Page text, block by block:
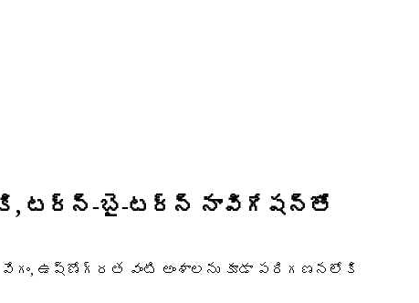
టర్న్-బై-టర్న్ నావిగేషన్‌తో
వేగం, ఉష్ణోగ్రత వంటి అంశాలను కూడా పరిగణనలోకి